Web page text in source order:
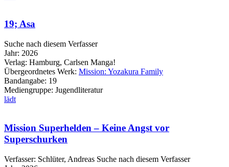
19; Asa
Suche nach diesem Verfasser
Jahr: 2026
Verlag: Hamburg, Carlsen Manga!
Übergeordnetes Werk: Mission: Yozakura Family
Bandangabe: 19
Mediengruppe: Jugendliteratur
lädt
Mission Superhelden – Keine Angst vor
Superschurken
Verfasser: Schlüter, Andreas Suche nach diesem Verfasser